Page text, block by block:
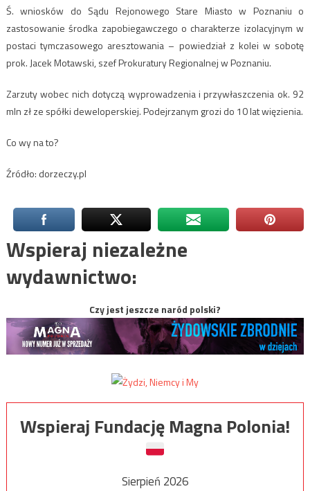
Ś. wniosków do Sądu Rejonowego Stare Miasto w Poznaniu o
zastosowanie środka zapobiegawczego o charakterze izolacyjnym w
postaci tymczasowego aresztowania – powiedział z kolei w sobotę
prok. Jacek Motawski, szef Prokuratury Regionalnej w Poznaniu.
Zarzuty wobec nich dotyczą wyprowadzenia i przywłaszczenia ok. 92
mln zł ze spółki deweloperskiej. Podejrzanym grozi do 10 lat więzienia.
Co wy na to?
Źródło: dorzeczy.pl
Wspieraj niezależne
wydawnictwo:
Czy jest jeszcze naród polski?
Wspieraj Fundację Magna Polonia!
Sierpień 2026